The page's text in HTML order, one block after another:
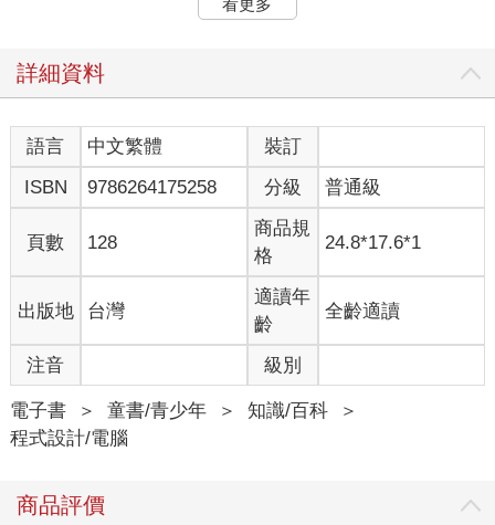
2. 可以分析數據，然後根據分析結果做出預測、建議或決定。
它可以不斷自行改進執行的能力，不需要任何人力介入。
賴。
我們的世界會有哪些改變？
許多人認為 AI 將會改變我們的世界，但是沒有人知道到底會有多
大的變化，還有這些變化絕大多數是正面的還是負面的呢？你可
以從以下的圖表設想可能的情況。
所有的電腦都是依照指令來執行任務，這些指令稱為演算法。尤
其具有人工智慧的電腦，能夠運用非常複雜的演算法，足以讓電
電腦專家是怎樣讓電腦變得這麼聰明呢？其實他們的靈感來自於
人類的大腦。
沒有人完全了解人類的大腦到底如何運作。但我們知道，大腦中
有數百億個神經細胞（也稱為神經元），這些神經元彼此連結，
識，電腦專家運用一種稱為類神經網路的程式設計方法來創造
看更多
詳細資料
語言 中文繁體
裝訂
ISBN
9786264175258 分級 普通級
頁數 128
商品規
格
24.8*17.6*1
出版地 台灣
適讀年
齡
全齡適讀
注音 級別
電子書 ＞ 童書/青少年 ＞ 知識/百科
＞
程式設計/電腦
商品評價